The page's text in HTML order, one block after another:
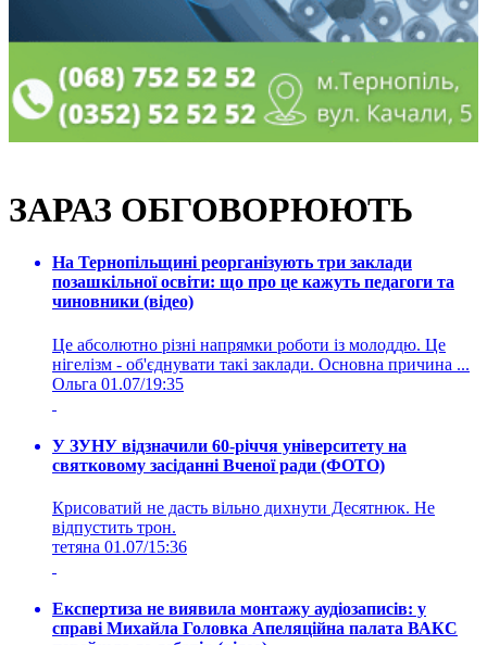
ЗАРАЗ ОБГОВОРЮЮТЬ
На Тернопільщині реорганізують три заклади
позашкільної освіти: що про це кажуть педагоги та
чиновники (відео)
Це абсолютно різні напрямки роботи із молоддю. Це
нігелізм - об'єднувати такі заклади. Основна причина ...
Ольга 01.07/19:35
У ЗУНУ відзначили 60-річчя університету на
святковому засіданні Вченої ради (ФОТО)
Крисоватий не дасть вільно дихнути Десятнюк. Не
відпустить трон.
тетяна 01.07/15:36
Експертиза не виявила монтажу аудіозаписів: у
справі Михайла Головка Апеляційна палата ВАКС